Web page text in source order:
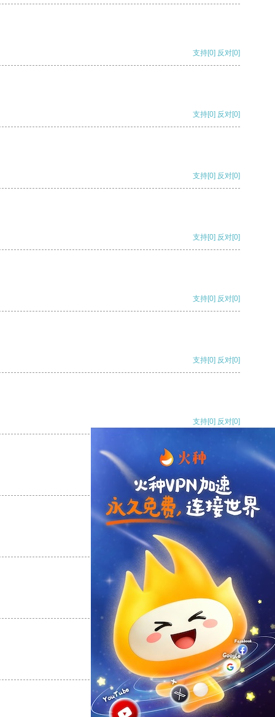
支持[0] 反对[0]
支持[0] 反对[0]
支持[0] 反对[0]
支持[0] 反对[0]
支持[0] 反对[0]
支持[0] 反对[0]
支持[0] 反对[0]
支持[0] 反对
支持
反对 [0]
支持[0] 反对[0]